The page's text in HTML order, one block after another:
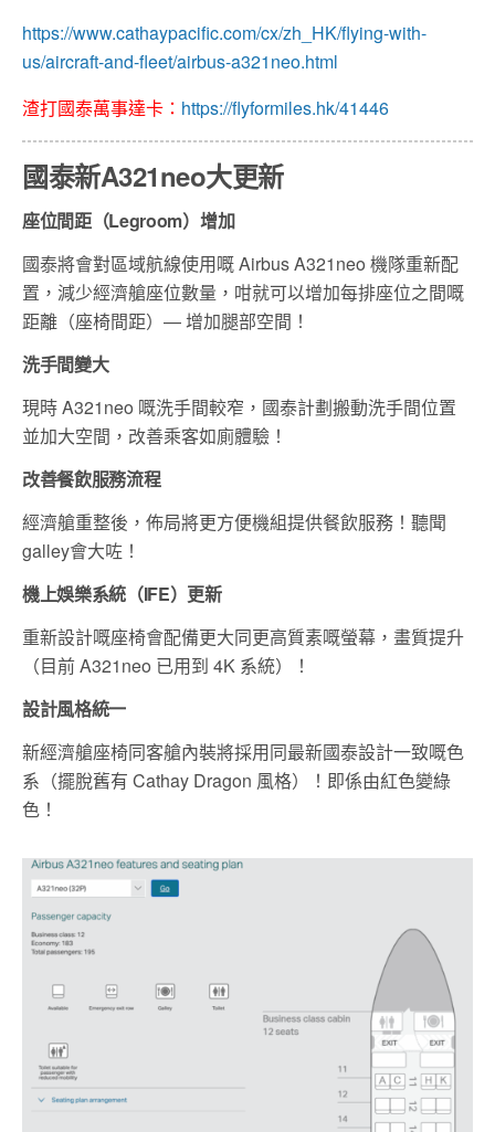
https://www.cathaypacific.com/cx/zh_HK/flying-with-
us/aircraft-and-fleet/airbus-a321neo.html
渣打國泰萬事達卡： https://flyformiles.hk/41446
國泰新A321neo大更新
座位間距（Legroom）增加
國泰將會對區域航線使用嘅 Airbus A321neo 機隊重新配
置，減少經濟艙座位數量，咁就可以增加每排座位之間嘅
距離（座椅間距）— 增加腿部空間！
洗手間變大
現時 A321neo 嘅洗手間較窄，國泰計劃搬動洗手間位置
並加大空間，改善乘客如廁體驗！
改善餐飲服務流程
經濟艙重整後，佈局將更方便機組提供餐飲服務！聽聞
galley會大咗！
機上娛樂系統（IFE）更新
重新設計嘅座椅會配備更大同更高質素嘅螢幕，畫質提升
（目前 A321neo 已用到 4K 系統）！
設計風格統一
新經濟艙座椅同客艙內裝將採用同最新國泰設計一致嘅色
系（擺脫舊有 Cathay Dragon 風格）！即係由紅色變綠
色！